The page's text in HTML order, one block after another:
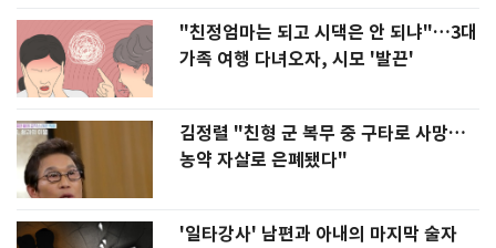
"친정엄마는 되고 시댁은 안 되냐"…3대
가족 여행 다녀오자, 시모 '발끈'
김정렬 "친형 군 복무 중 구타로 사망…
농약 자살로 은폐됐다"
'일타강사' 남편과 아내의 마지막 술자